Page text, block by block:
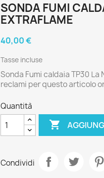
SONDA FUMI
EXTRAFLAME
40,00 €
Tasse incluse
Sonda Fumi caldaia TP30
reclami per questo articolo
Quantità

Condividi